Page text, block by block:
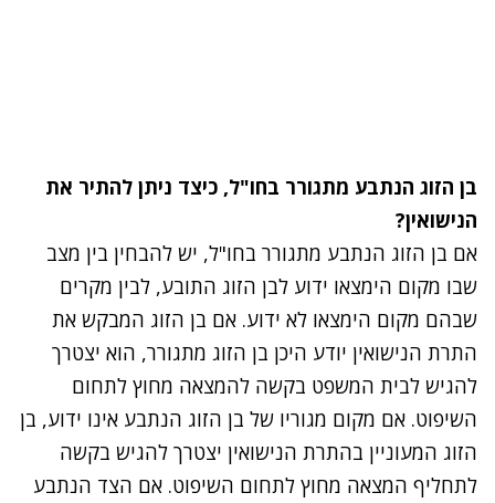
בן הזוג הנתבע מתגורר בחו"ל, כיצד ניתן להתיר את
הנישואין?
אם בן הזוג הנתבע מתגורר בחו"ל, יש להבחין בין מצב
שבו מקום הימצאו ידוע לבן הזוג התובע, לבין מקרים
שבהם מקום הימצאו לא ידוע. אם בן הזוג המבקש את
התרת הנישואין יודע היכן בן הזוג מתגורר, הוא יצטרך
להגיש לבית המשפט בקשה להמצאה מחוץ לתחום
השיפוט. אם מקום מגוריו של בן הזוג הנתבע אינו ידוע, בן
הזוג המעוניין בהתרת הנישואין יצטרך להגיש בקשה
לתחליף המצאה מחוץ לתחום השיפוט. אם הצד הנתבע